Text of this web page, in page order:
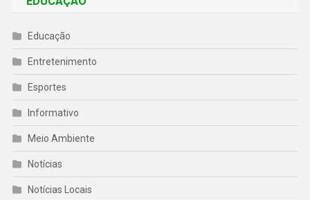
Educação
Entretenimento
Esportes
Informativo
Meio Ambiente
Notícias
Notícias Locais